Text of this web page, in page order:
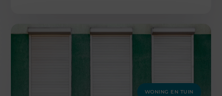
WONING EN TUIN